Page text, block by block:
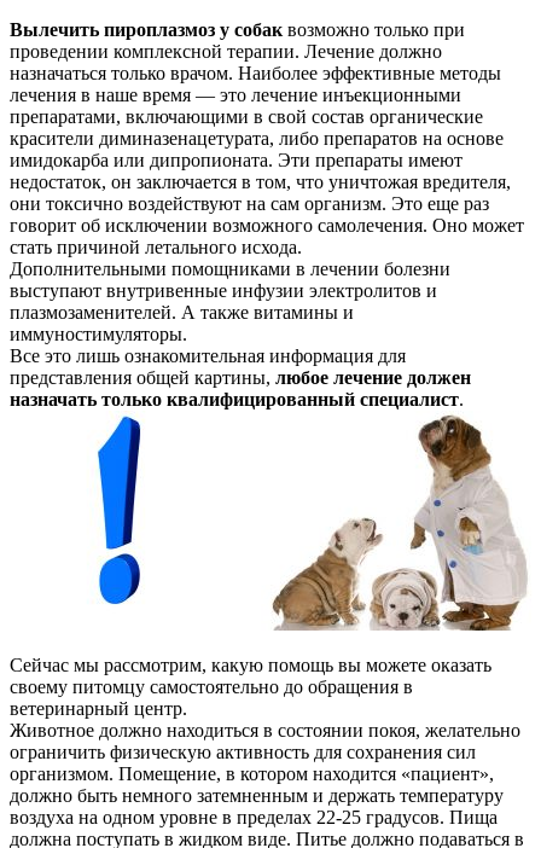
Вылечить пироплазмоз у собак возможно только при
проведении комплексной терапии. Лечение должно
назначаться только врачом. Наиболее эффективные методы
лечения в наше время — это лечение инъекционными
препаратами, включающими в свой состав органические
красители диминазенацетурата, либо препаратов на основе
имидокарба или дипропионата. Эти препараты имеют
недостаток, он заключается в том, что уничтожая вредителя,
они токсично воздействуют на сам организм. Это еще раз
говорит об исключении возможного самолечения. Оно может
стать причиной летального исхода.
Дополнительными помощниками в лечении болезни
выступают внутривенные инфузии электролитов и
плазмозаменителей. А также витамины и
иммуностимуляторы.
Все это лишь ознакомительная информация для
представления общей картины, любое лечение должен
назначать только квалифицированный специалист.
Сейчас мы рассмотрим, какую помощь вы можете оказать
своему питомцу самостоятельно до обращения в
ветеринарный центр.
Животное должно находиться в состоянии покоя, желательно
ограничить физическую активность для сохранения сил
организмом. Помещение, в котором находится «пациент»,
должно быть немного затемненным и держать температуру
воздуха на одном уровне в пределах 22-25 градусов. Пища
должна поступать в жидком виде. Питье должно подаваться в